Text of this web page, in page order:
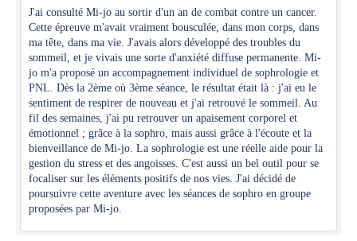
J'ai consulté Mi-jo au sortir d'un an de combat contre un cancer.
Cette épreuve m'avait vraiment bousculée, dans mon corps, dans
ma tête, dans ma vie. J'avais alors développé des troubles du
sommeil, et je vivais une sorte d'anxiété diffuse permanente. Mi-
jo m'a proposé un accompagnement individuel de sophrologie et
PNL. Dès la 2ème où 3ème séance, le résultat était là : j'ai eu le
sentiment de respirer de nouveau et j'ai retrouvé le sommeil. Au
fil des semaines, j'ai pu retrouver un apaisement corporel et
émotionnel ; grâce à la sophro, mais aussi grâce à l'écoute et la
bienveillance de Mi-jo. La sophrologie est une réelle aide pour la
gestion du stress et des angoisses. C'est aussi un bel outil pour se
focaliser sur les éléments positifs de nos vies. J'ai décidé de
poursuivre cette aventure avec les séances de sophro en groupe
proposées par Mi-jo.